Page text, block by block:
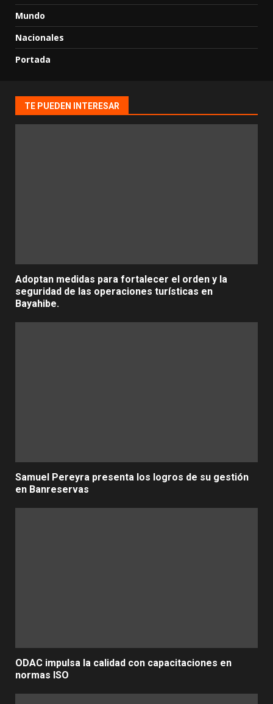
Mundo
Nacionales
Portada
TE PUEDEN INTERESAR
Adoptan medidas para fortalecer el orden y la
seguridad de las operaciones turísticas en
Bayahibe.
Samuel Pereyra presenta los logros de su gestión
en Banreservas
ODAC impulsa la calidad con capacitaciones en
normas ISO